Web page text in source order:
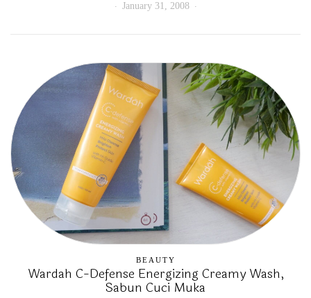
January 31, 2008
BEAUTY
Wardah C-Defense Energizing Creamy Wash,
Sabun Cuci Muka